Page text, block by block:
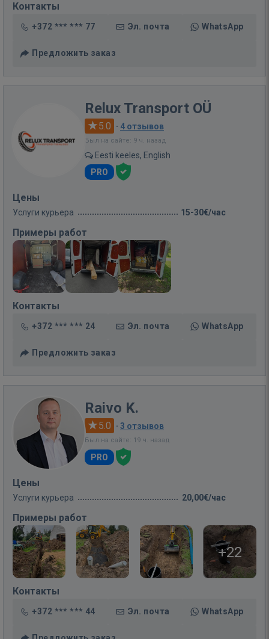
Контакты
+372 *** *** 77 Эл. почта WhatsApp
Предложить заказ
Relux Transport OÜ
5.0 · 4 отзывов
Был на сайте: 9 ч. назад
Eesti keeles, English
PRO
Цены
Услуги курьера 15-30€/час
Примеры работ
Контакты
+372 *** *** 24 Эл. почта WhatsApp
Предложить заказ
Raivo K.
5.0 · 3 отзывов
Был на сайте: 19 ч. назад
PRO
Цены
Услуги курьера 20,00€/час
Примеры работ
+22
Контакты
+372 *** *** 44 Эл. почта WhatsApp